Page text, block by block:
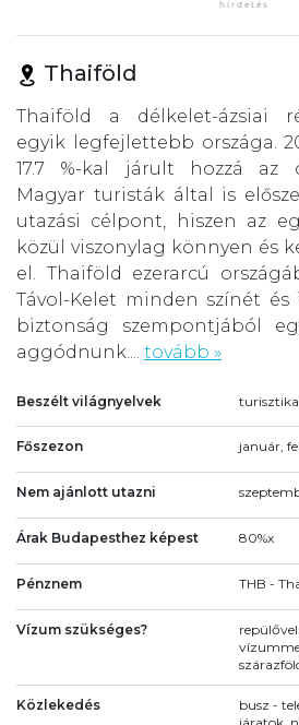
Thaiföld
Thaiföld a délkelet-ázsiai
egyik legfejlettebb országa.
17.7 %-kal járult hozzá az
Magyar turisták által is
utazási célpont, hiszen az
közül viszonylag könnyen és
el. Thaiföld ezerarcú
Távol-Kelet minden színét és
biztonság szempontjából
aggódnunk.... tovább »
Beszélt világnyelvek
Főszezon január,
Nem ajánlott utazni
Árak Budapesthez képest 80%x
Pénznem THB -
Vízum szükséges?
Közlekedés
busz -